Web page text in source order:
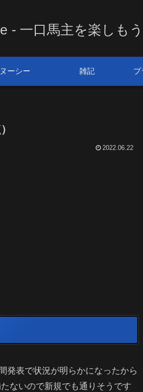
- 一口馬主を楽しもう
ーシー 雑記 プ
2022.06.22
発表で状況が明らかになったから
ないので新規でも通りそうです